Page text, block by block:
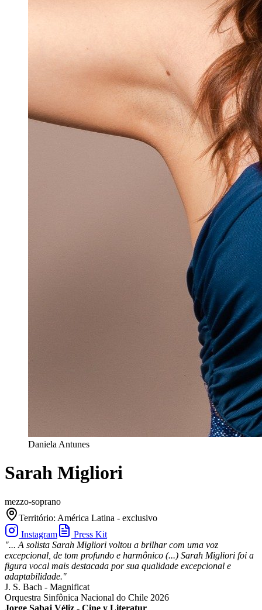
Daniela Antunes
Sarah Migliori
mezzo-soprano
Território: América Latina - exclusivo
Instagram
Press Kit
"... A solista Sarah Migliori voltou a brilhar com uma voz
excepcional, de tom profundo e harmônico (...) Sarah Migliori foi a
figura vocal mais destacada por sua qualidade excepcional e
adaptabilidade."
J. S. Bach - Magnificat
Orquestra Sinfônica Nacional do Chile 2026
Jorge Sabaj Véliz - Cine y Literatur